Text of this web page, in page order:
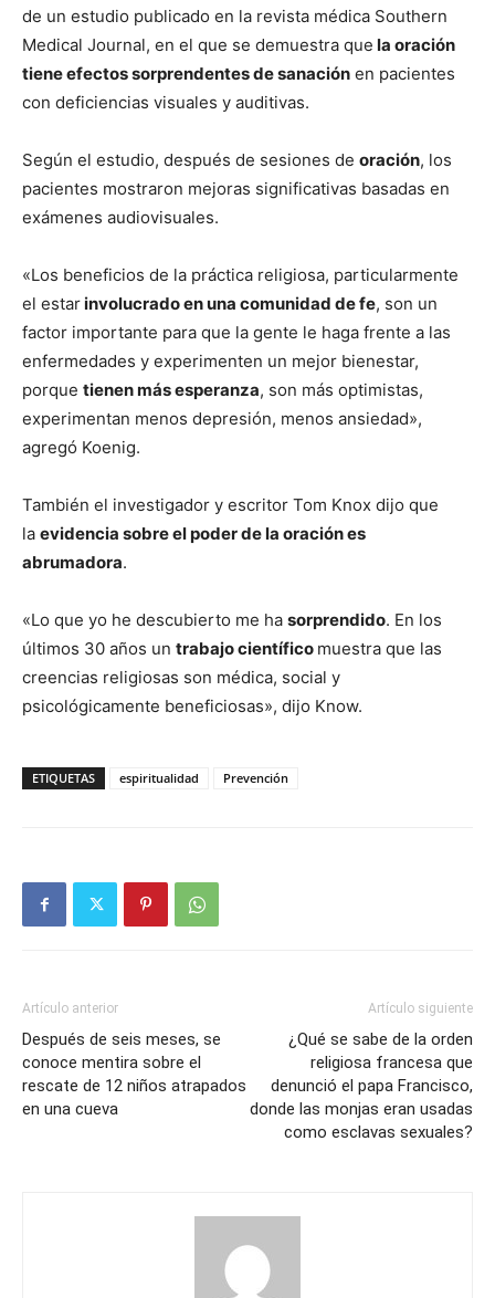
de un estudio publicado en la revista médica Southern
Medical Journal, en el que se demuestra que la oración
tiene efectos sorprendentes de sanación en pacientes
con deficiencias visuales y auditivas.
Según el estudio, después de sesiones de oración, los
pacientes mostraron mejoras significativas basadas en
exámenes audiovisuales.
«Los beneficios de la práctica religiosa, particularmente
el estarinvolucrado en una comunidad de fe, son un
factor importante para que la gente le haga frente a las
enfermedades y experimenten un mejor bienestar,
porque tienen más esperanza, son más optimistas,
experimentan menos depresión, menos ansiedad»,
agregó Koenig.
También el investigador y escritor Tom Knox dijo que
la evidencia sobre el poder de la oración es
abrumadora.
«Lo que yo he descubierto me ha sorprendido. En los
últimos 30 años un trabajo científico muestra que las
creencias religiosas son médica, social y
psicológicamente beneficiosas», dijo Know.
ETIQUETAS espiritualidad Prevención
Artículo anterior
Después de seis meses, se
conoce mentira sobre el
rescate de 12 niños atrapados
en una cueva
Artículo siguiente
¿Qué se sabe de la orden
religiosa francesa que
denunció el papa Francisco,
donde las monjas eran usadas
como esclavas sexuales?